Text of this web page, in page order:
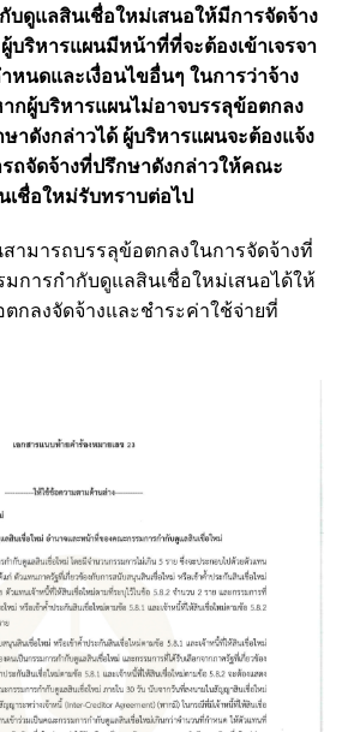
บดูแลสินเชื่อใหม่เสนอให้มีการจัดจ้าง
บริหารแผนมีหน้าที่ที่จะต้องเข้าเจรจา
หนดและเงื่อนไขอื่นๆ ในการว่าจ้าง
กผู้บริหารแผนไม่อาจบรรลุข้อตกลง
าดังกล่าวได้ ผู้บริหารแผนจะต้องแจ้ง
ถจัดจ้างที่ปรึกษาดังกล่าวให้คณะ
ชื่อใหม่รับทราบต่อไป
ามารถบรรลุข้อตกลงในการจัดจ้างที่
การกำกับดูแลสินเชื่อใหม่เสนอได้ให้
กลงจัดจ้างและชำระค่าใช้จ่ายที่